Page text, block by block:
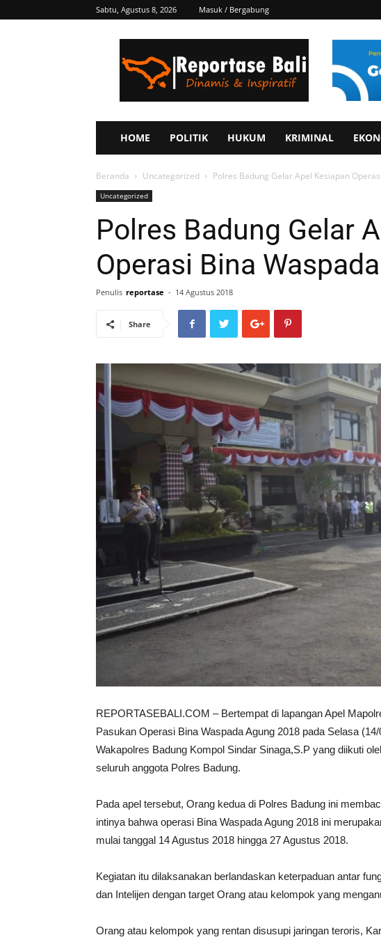
Sabtu, Agustus 8, 2026 Masuk / Bergabung
Bali
HOME POLITIK HUKUM KRIMINAL
Beranda Uncategorized Polres Badung Gelar Apel Kesiapan
Uncategorized
Polres Badung Gelar
Operasi Bina
Penulis reportase - 14 Agustus 2018
Share
REPORTASEBALI.COM – Bertempat di lapangan Apel
Pasukan Operasi Bina Waspada Agung 2018 pada Selasa
Wakapolres Badung Kompol Sindar Sinaga,S.P yang diikuti
seluruh anggota Polres Badung.
Pada apel tersebut, Orang kedua di Polres Badung ini
intinya bahwa operasi Bina Waspada Agung 2018 ini
mulai tanggal 14 Agustus 2018 hingga 27 Agustus 2018.
Kegiatan itu dilaksanakan berlandaskan keterpaduan antar
dan Intelijen dengan target Orang atau kelompok yang
Orang atau kelompok yang rentan disusupi jaringan teroris,